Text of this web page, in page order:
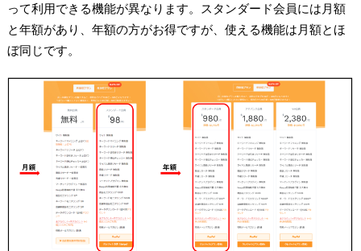
って利用できる機能が異なります。スタンダード会員には月額
と年額があり、年額の方がお得ですが、使える機能は月額とほ
ぼ同じです。